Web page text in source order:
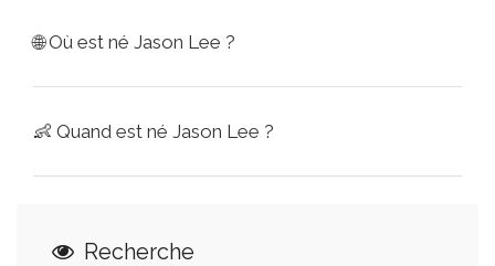
🌐Où est né Jason Lee ?
👶 Quand est né Jason Lee ?
Recherche